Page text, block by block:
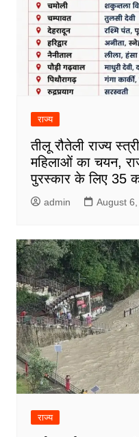
राज्य
तीलू रौतेली राज्य
महिलाओं का चयन,
पुरस्कार के लिए 35
admin August
राज्य